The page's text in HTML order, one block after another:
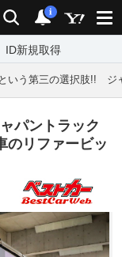
検索 通知
i
ID新規取得
という第三の選択肢!! ジ
パントラック
のリファービッ